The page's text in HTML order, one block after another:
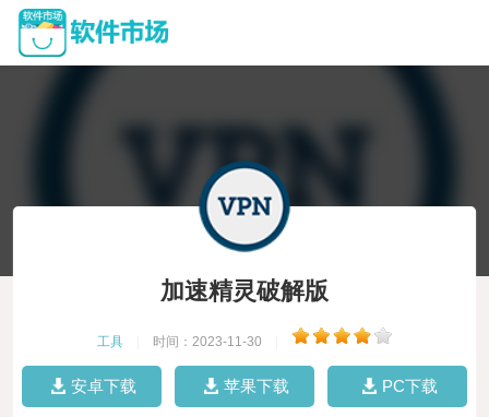
加速精灵破解版
工具 时间：2023-11-30
安卓下载 苹果下载 PC下载